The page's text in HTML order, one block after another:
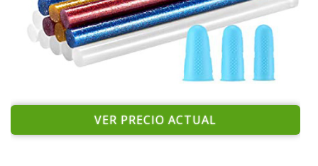
VER PRECIO ACTUAL